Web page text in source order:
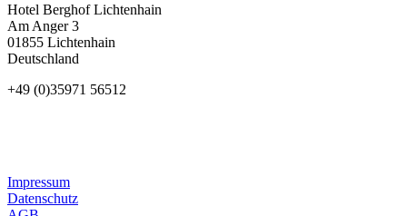
Hotel Berghof Lichtenhain
Am Anger 3
01855 Lichtenhain
Deutschland
+49 (0)35971 56512
Impressum
Datenschutz